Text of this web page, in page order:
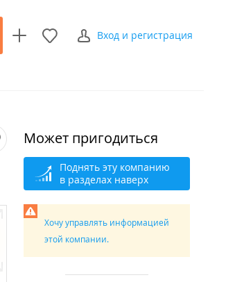
Вход и регистрация
Может пригодиться
Поднять эту компанию
в разделах наверх
Хочу управлять информацией
этой компании.